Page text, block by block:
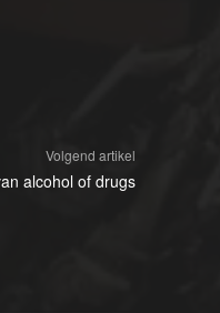
Volgend artikel
alcohol of drugs